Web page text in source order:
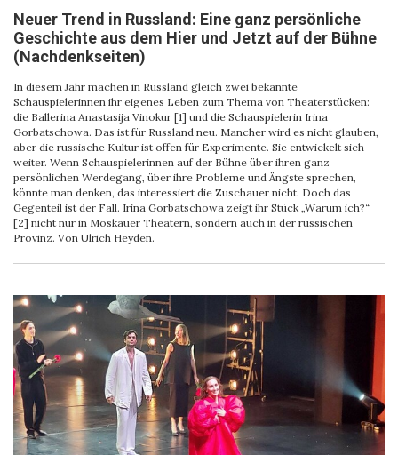
Neuer Trend in Russland: Eine ganz persönliche
Geschichte aus dem Hier und Jetzt auf der Bühne
(Nachdenkseiten)
In diesem Jahr machen in Russland gleich zwei bekannte
Schauspielerinnen ihr eigenes Leben zum Thema von Theaterstücken:
die Ballerina Anastasija Vinokur [1] und die Schauspielerin Irina
Gorbatschowa. Das ist für Russland neu. Mancher wird es nicht glauben,
aber die russische Kultur ist offen für Experimente. Sie entwickelt sich
weiter. Wenn Schauspielerinnen auf der Bühne über ihren ganz
persönlichen Werdegang, über ihre Probleme und Ängste sprechen,
könnte man denken, das interessiert die Zuschauer nicht. Doch das
Gegenteil ist der Fall. Irina Gorbatschowa zeigt ihr Stück „Warum ich?“
[2] nicht nur in Moskauer Theatern, sondern auch in der russischen
Provinz. Von Ulrich Heyden.